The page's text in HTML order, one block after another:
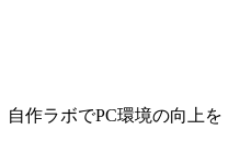
自作ラボでPC環境の向上を